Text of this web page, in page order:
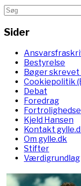
Sider
Bestyrelse
Bøger skrevet
Cookiepolitik
Debat
Foredrag
Kjeld Hansen
Kontakt
Om gylle.dk
Stifter
Værdigrundlag